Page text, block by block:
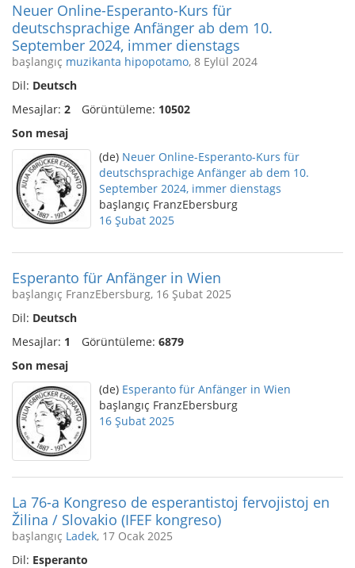
Neuer Online-Esperanto-Kurs für
deutschsprachige Anfänger ab dem 10.
September 2024, immer dienstags
başlangıç muzikanta hipopotamo, 8 Eylül 2024
Dil: Deutsch
Mesajlar: 2 Görüntüleme: 10502
Son mesaj
(de) Neuer Online-Esperanto-Kurs für
deutschsprachige Anfänger ab dem 10.
September 2024, immer dienstags
başlangıç FranzEbersburg
16 Şubat 2025
Esperanto für Anfänger in Wien
başlangıç FranzEbersburg, 16 Şubat 2025
Dil: Deutsch
Mesajlar: 1 Görüntüleme: 6879
Son mesaj
(de) Esperanto für Anfänger in Wien
başlangıç FranzEbersburg
16 Şubat 2025
La 76-a Kongreso de esperantistoj fervojistoj en
Žilina / Slovakio (IFEF kongreso)
başlangıç Ladek, 17 Ocak 2025
Dil: Esperanto